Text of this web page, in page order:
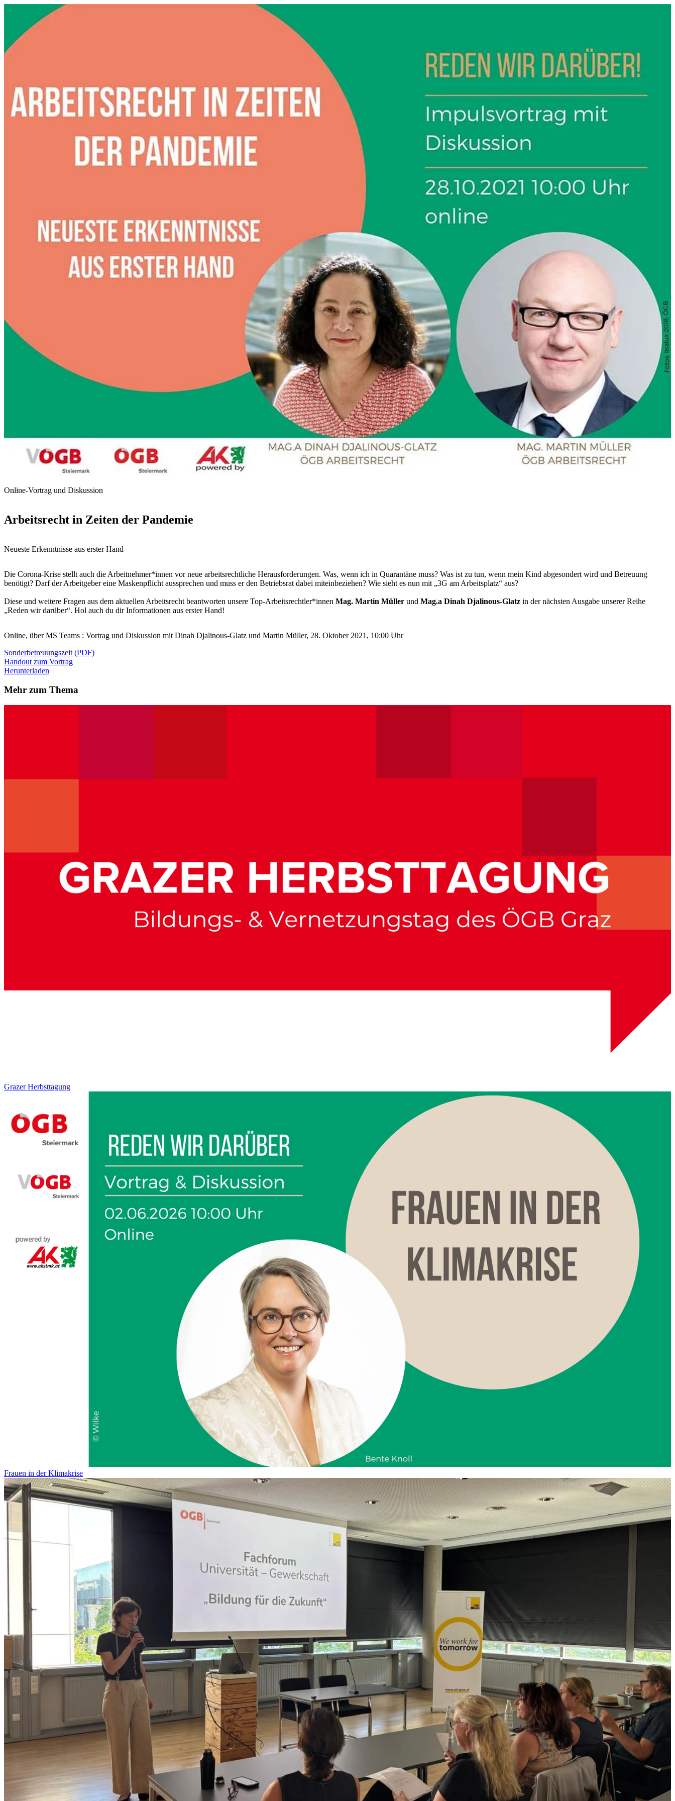
Online-Vortrag und Diskussion
Arbeitsrecht in Zeiten der Pandemie
Neueste Erkenntnisse aus erster Hand
Die Corona-Krise stellt auch die Arbeitnehmer*innen vor neue arbeitsrechtliche Herausforderungen. Was, wenn ich in Quarantäne muss? Was ist zu tun, wenn mein Kind abgesondert wird und Betreuung
benötigt? Darf der Arbeitgeber eine Maskenpflicht aussprechen und muss er den Betriebsrat dabei miteinbeziehen? Wie sieht es nun mit „3G am Arbeitsplatz“ aus?
Diese und weitere Fragen aus dem aktuellen Arbeitsrecht beantworten unsere Top-Arbeitsrechtler*innen Mag. Martin Müller und Mag.a Dinah Djalinous-Glatz in der nächsten Ausgabe unserer Reihe
„Reden wir darüber“. Hol auch du dir Informationen aus erster Hand!
Online, über MS Teams : Vortrag und Diskussion mit Dinah Djalinous-Glatz und Martin Müller, 28. Oktober 2021, 10:00 Uhr
Sonderbetreuungszeit (PDF)
Handout zum Vortrag
Herunterladen
Mehr zum Thema
Grazer Herbsttagung
Frauen in der Klimakrise